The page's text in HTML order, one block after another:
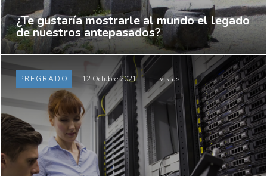
¿Te gustaría mostrarle al mundo el legado
de nuestros antepasados?
PREGRADO 12 Octubre 2021 | vistas